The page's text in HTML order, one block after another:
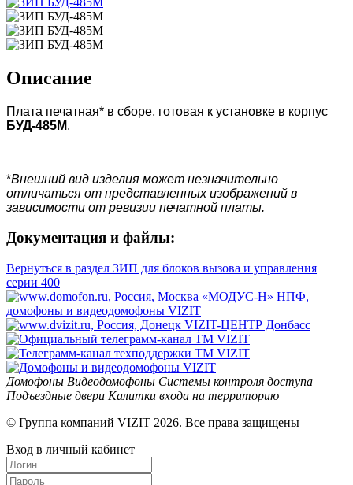
Описание
Плата печатная* в сборе, готовая к установке в корпус
БУД-485М.
*Внешний вид изделия может незначительно
отличаться от представленных изображений в
зависимости от ревизии печатной платы.
Документация и файлы:
Вернуться в раздел ЗИП для блоков вызова и управления
серии 400
Домофоны Видеодомофоны Системы контроля доступа
Подъездные двери Калитки входа на территорию
© Группа компаний VIZIT 2026. Все права защищены
Вход в личный кабинет